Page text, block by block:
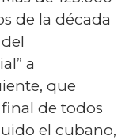
de la década
a
que
de todos
el cubano,